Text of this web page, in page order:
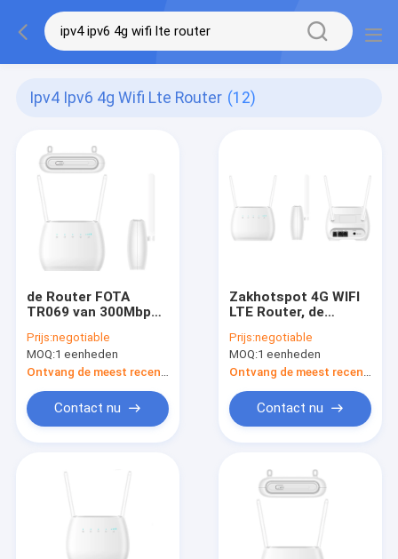
Ipv4 Ipv6 4g Wifi Lte Router (12)
de Router FOTA
TR069 van 300Mbps
Prijs:negotiable
MOQ:1 eenheden
Contact nu
Zakhotspot 4G WIFI
LTE Router, de
Card Slot van 4G LTE
300mbps
Prijs:negotiable
MOQ:1 eenheden
Contact nu